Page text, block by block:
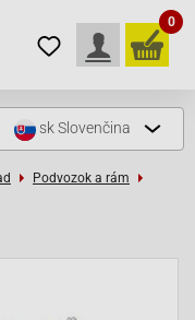
0
skSlovenčina
Podvozok a rám